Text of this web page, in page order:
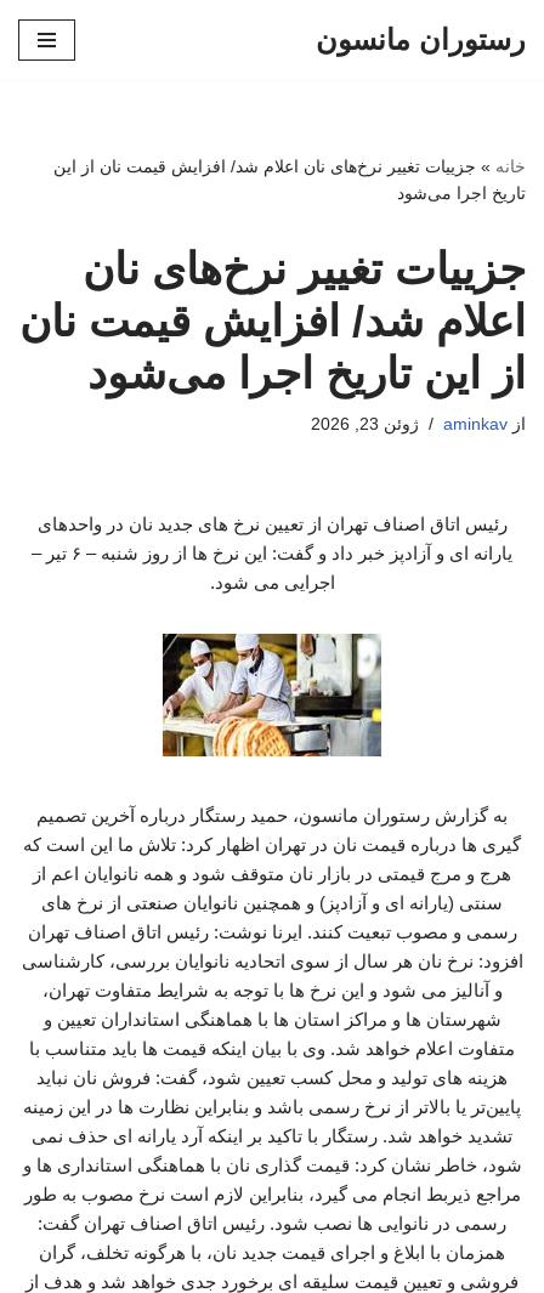
رستوران مانسون
خانه » جزییات تغییر نرخ‌های نان اعلام شد/ افزایش قیمت نان از این
تاریخ اجرا می‌شود
جزییات تغییر نرخ‌های نان
اعلام شد/ افزایش قیمت نان
از این تاریخ اجرا می‌شود
از aminkav ژوئن 23, 2026
رئیس اتاق اصناف تهران از تعیین نرخ های جدید نان در واحدهای
یارانه‌ ای و آزادپز خبر داد و گفت: این نرخ ها از روز شنبه – ۶ تیر –
اجرایی می شود.
به گزارش رستوران مانسون، حمید رستگار درباره آخرین تصمیم
گیری ها درباره قیمت نان در تهران اظهار کرد: تلاش ما این است که
هرج‌ و مرج قیمتی در بازار نان متوقف شود و همه نانوایان اعم از
سنتی (یارانه ای و آزادپز) و همچنین نانوایان صنعتی از نرخ‌ های
رسمی و مصوب تبعیت کنند. ایرنا نوشت: رئیس اتاق اصناف تهران
افزود: نرخ نان هر سال از سوی اتحادیه نانوایان بررسی، کارشناسی
و آنالیز می شود و این نرخ‌ ها با توجه به شرایط متفاوت تهران،
شهرستان‌ ها و مراکز استان‌ ها با هماهنگی استانداران تعیین و
متفاوت اعلام خواهد شد. وی با بیان اینکه قیمت‌ ها باید متناسب با
هزینه‌ های تولید و محل کسب تعیین شود، گفت: فروش نان نباید
پایین‌تر یا بالاتر از نرخ رسمی باشد و بنابراین نظارت‌ ها در این زمینه
تشدید خواهد شد. رستگار با تاکید بر اینکه آرد یارانه‌ ای حذف نمی‌
شود، خاطر نشان کرد: قیمت‌ گذاری نان با هماهنگی استانداری‌ ها و
مراجع ذیربط انجام می‌ گیرد، بنابراین لازم است نرخ مصوب به‌ طور
رسمی در نانوایی‌ ها نصب شود. رئیس اتاق اصناف تهران گفت:
همزمان با ابلاغ و اجرای قیمت جدید نان، با هرگونه تخلف، گران‌
فروشی و تعیین قیمت سلیقه‌ ای برخورد جدی خواهد شد و هدف از